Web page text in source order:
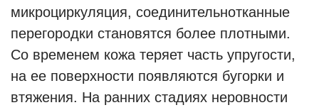
микроциркуляция, соединительнотканные
перегородки становятся более плотными.
Со временем кожа теряет часть упругости,
на ее поверхности появляются бугорки и
втяжения. На ранних стадиях неровности